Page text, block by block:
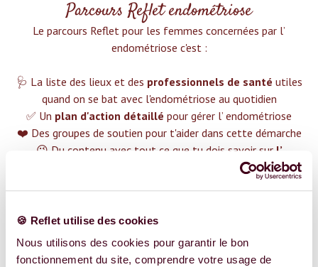
🍪 Reflet utilise des cookies
Nous utilisons des cookies pour garantir le bon
fonctionnement du site, comprendre votre usage de
Parcours Reflet endométriose
Le parcours Reflet pour les femmes concernées par l’
endométriose c'est :‍
🩺 La liste des lieux et des professionnels de santé utiles
quand on se bat avec l'endométriose au quotidien
✅ Un plan d'action détaillé pour gérer l’ endométriose
❤️ Des groupes de soutien pour t'aider dans cette démarche
😉 Du contenu avec tout ce que tu dois savoir sur l’